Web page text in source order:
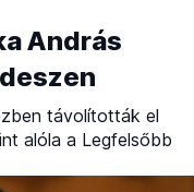
András
távolították el
alóla a Legfelsőbb